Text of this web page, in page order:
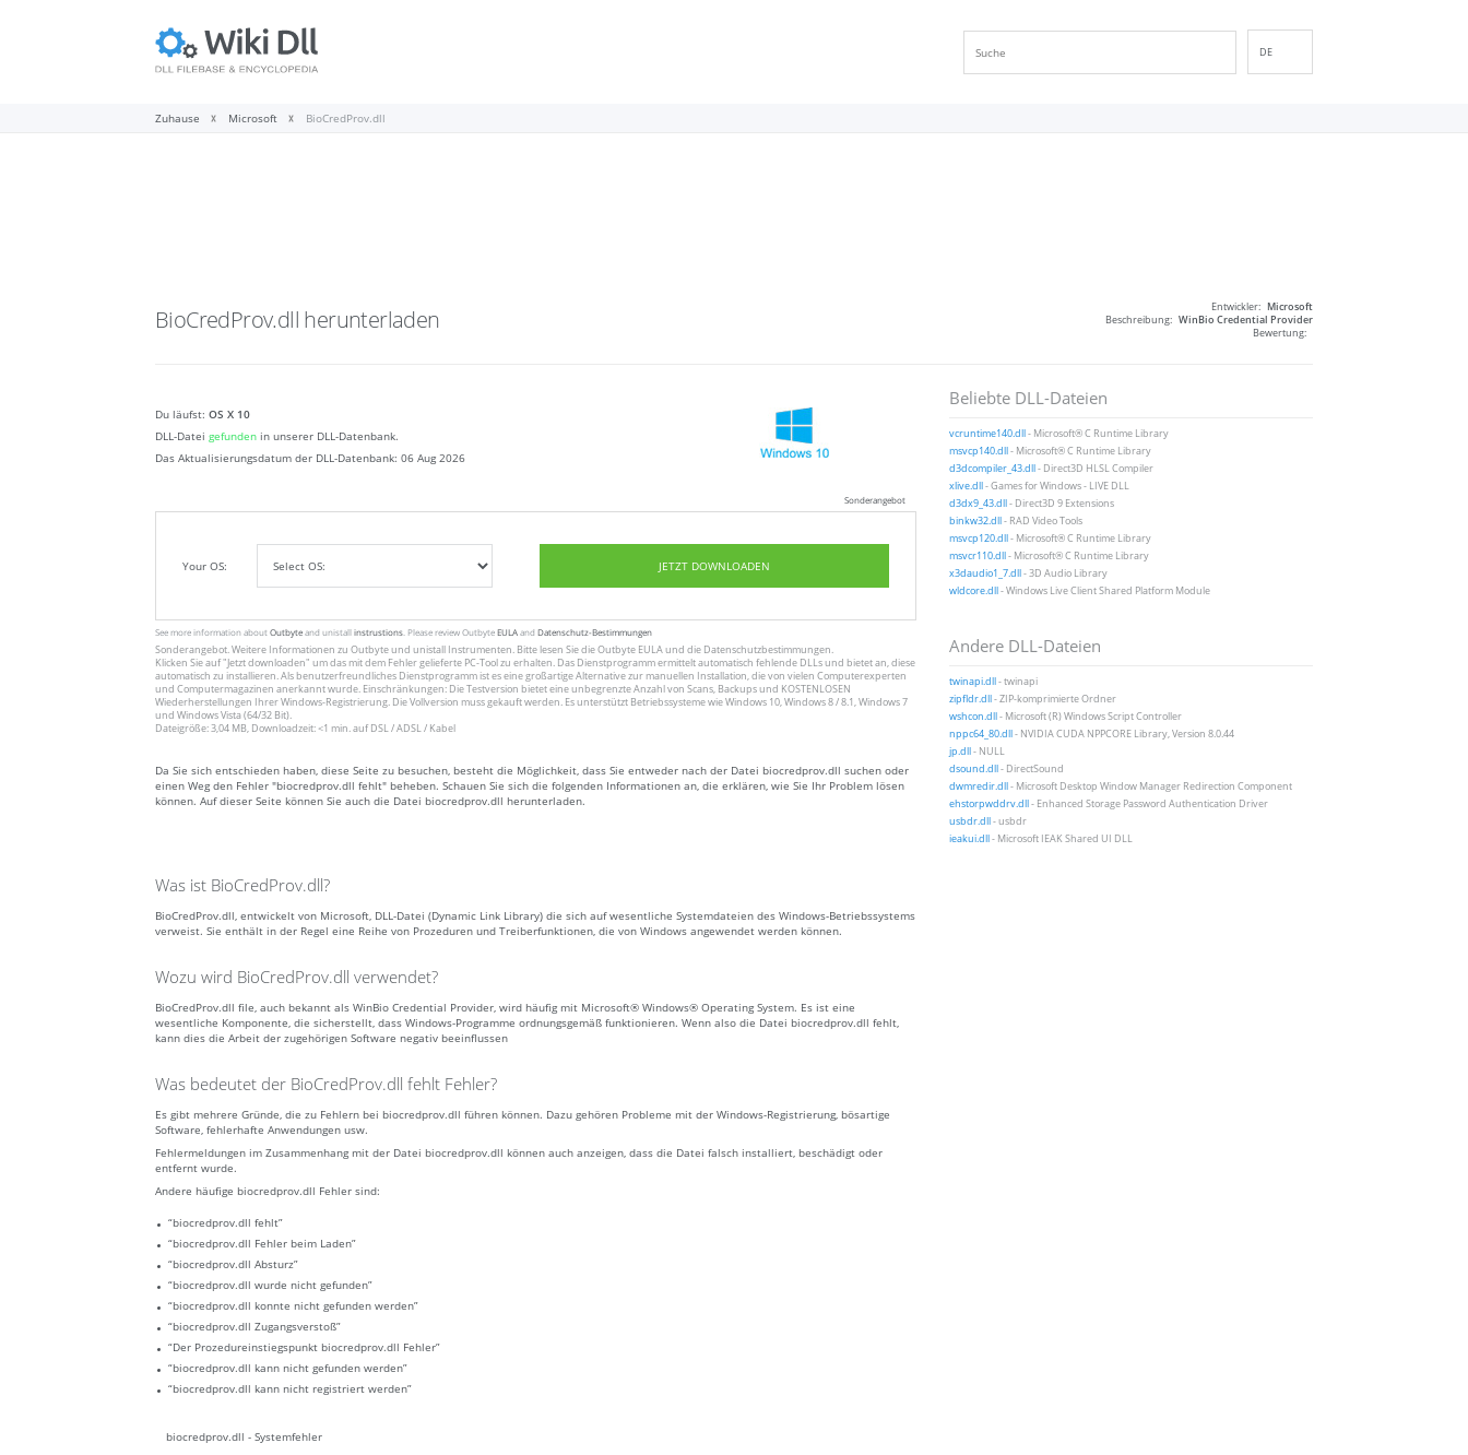
DE
NN
Zuhause Microsoft BioCredProv.dll
BioCredProv.dll herunterladen Entwickler: Microsoft
Beschreibung: WinBio Credential Provider
Bewertung:
Du läufst: OS X 10
DLL-Datei gefunden in unserer DLL-Datenbank.
Das Aktualisierungsdatum der DLL-Datenbank: 06 Aug 2026
Sonderangebot
Your OS: JETZT DOWNLOADEN
See more information about Outbyteand unistallinstrustions . Please review OutbyteEULAandDatenschutz-Bestimmungen
Sonderangebot. Weitere Informationen zu Outbyteund unistall Instrumenten. Bitte lesen Sie die Outbyte EULAund die Datenschutzbestimmungen.
Klicken Sie auf"Jetzt downloaden" um das mit dem Fehler gelieferte PC-Tool zu erhalten. Das Dienstprogramm ermittelt automatisch fehlende DLLs und bietet an, diese
automatisch zu installieren. Als benutzerfreundliches Dienstprogramm ist es eine großartige Alternative zur manuellen Installation, die von vielen Computerexperten
und Computermagazinen anerkannt wurde. Einschränkungen: Die Testversion bietet eine unbegrenzte Anzahl von Scans, Backups und KOSTENLOSEN
Wiederherstellungen Ihrer Windows-Registrierung. Die Vollversion muss gekauft werden. Es unterstützt Betriebssysteme wie Windows 10, Windows 8 / 8.1, Windows 7
und Windows Vista (64/32 Bit).
Dateigröße: 3,04 MB, Downloadzeit: <1 min. auf DSL / ADSL / Kabel
Da Sie sich entschieden haben, diese Seite zu besuchen, besteht die Möglichkeit, dass Sie entweder nach der Datei biocredprov.dll suchen oder
einen Weg den Fehler "biocredprov.dll fehlt" beheben. Schauen Sie sich die folgenden Informationen an, die erklären, wie Sie Ihr Problem lösen
können. Auf dieser Seite können Sie auch die Datei biocredprov.dll herunterladen.
Was ist BioCredProv.dll?
BioCredProv.dll, entwickelt von Microsoft, DLL-Datei (Dynamic Link Library) die sich auf wesentliche Systemdateien des Windows-Betriebssystems
verweist. Sie enthält in der Regel eine Reihe von Prozeduren und Treiberfunktionen, die von Windows angewendet werden können.
Wozu wird BioCredProv.dll verwendet?
BioCredProv.dll file, auch bekannt als WinBio Credential Provider, wird häufig mit Microsoft® Windows® Operating System. Es ist eine
wesentliche Komponente, die sicherstellt, dass Windows-Programme ordnungsgemäß funktionieren. Wenn also die Datei biocredprov.dll fehlt,
kann dies die Arbeit der zugehörigen Software negativ beeinflussen
Was bedeutet der BioCredProv.dll fehlt Fehler?
Es gibt mehrere Gründe, die zu Fehlern bei biocredprov.dll führen können. Dazu gehören Probleme mit der Windows-Registrierung, bösartige
Software, fehlerhafte Anwendungen usw.
Fehlermeldungen im Zusammenhang mit der Datei biocredprov.dll können auch anzeigen, dass die Datei falsch installiert, beschädigt oder
entfernt wurde.
Andere häufige biocredprov.dll Fehler sind:
“biocredprov.dll fehlt”
“biocredprov.dll Fehler beim Laden”
“biocredprov.dll Absturz”
“biocredprov.dll wurde nicht gefunden”
“biocredprov.dll konnte nicht gefunden werden”
“biocredprov.dll Zugangsverstoß”
“Der Prozedureinstiegspunkt biocredprov.dll Fehler”
“biocredprov.dll kann nicht gefunden werden”
“biocredprov.dll kann nicht registriert werden”
biocredprov.dll - Systemfehler
Beliebte DLL-Dateien
vcruntime140.dll- Microsoft® C Runtime Library
msvcp140.dll- Microsoft® C Runtime Library
d3dcompiler_43.dll- Direct3D HLSL Compiler
xlive.dll- Games for Windows - LIVE DLL
d3dx9_43.dll- Direct3D 9 Extensions
binkw32.dll- RAD Video Tools
msvcp120.dll- Microsoft® C Runtime Library
msvcr110.dll- Microsoft® C Runtime Library
x3daudio1_7.dll- 3D Audio Library
wldcore.dll- Windows Live Client Shared Platform Module
Andere DLL-Dateien
twinapi.dll- twinapi
zipfldr.dll- ZIP-komprimierte Ordner
wshcon.dll- Microsoft (R) Windows Script Controller
nppc64_80.dll- NVIDIA CUDA NPPCORE Library, Version 8.0.44
jp.dll- NULL
dsound.dll- DirectSound
dwmredir.dll- Microsoft Desktop Window Manager Redirection Component
ehstorpwddrv.dll- Enhanced Storage Password Authentication Driver
usbdr.dll- usbdr
ieakui.dll- Microsoft IEAK Shared UI DLL